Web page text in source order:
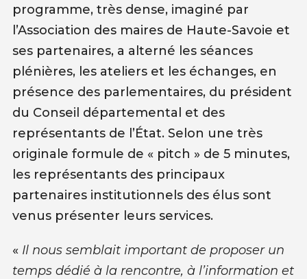
programme, très dense, imaginé par
l’Association des maires de Haute-Savoie et
ses partenaires, a alterné les séances
plénières, les ateliers et les échanges, en
présence des parlementaires, du président
du Conseil départemental et des
représentants de l’État. Selon une très
originale formule de « pitch » de 5 minutes,
les représentants des principaux
partenaires institutionnels des élus sont
venus présenter leurs services.
« Il nous semblait important de proposer un
temps dédié à la rencontre, à l’information et